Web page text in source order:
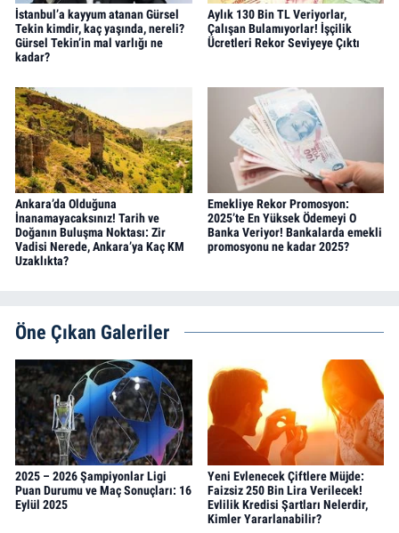
İstanbul’a kayyum atanan Gürsel
Tekin kimdir, kaç yaşında, nereli?
Gürsel Tekin’in mal varlığı ne
kadar?
Aylık 130 Bin TL Veriyorlar,
Çalışan Bulamıyorlar! İşçilik
Ücretleri Rekor Seviyeye Çıktı
Ankara’da Olduğuna
İnanamayacaksınız! Tarih ve
Doğanın Buluşma Noktası: Zir
Vadisi Nerede, Ankara’ya Kaç KM
Uzaklıkta?
Emekliye Rekor Promosyon:
2025’te En Yüksek Ödemeyi O
Banka Veriyor! Bankalarda emekli
promosyonu ne kadar 2025?
Öne Çıkan Galeriler
2025 – 2026 Şampiyonlar Ligi
Puan Durumu ve Maç Sonuçları: 16
Eylül 2025
Yeni Evlenecek Çiftlere Müjde:
Faizsiz 250 Bin Lira Verilecek!
Evlilik Kredisi Şartları Nelerdir,
Kimler Yararlanabilir?